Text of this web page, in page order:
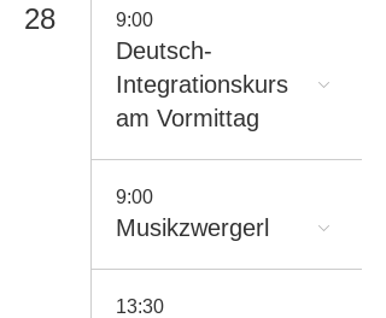
28 9:00
Deutsch-
Integrationskurs
am Vormittag
9:00
Musikzwergerl
13:30